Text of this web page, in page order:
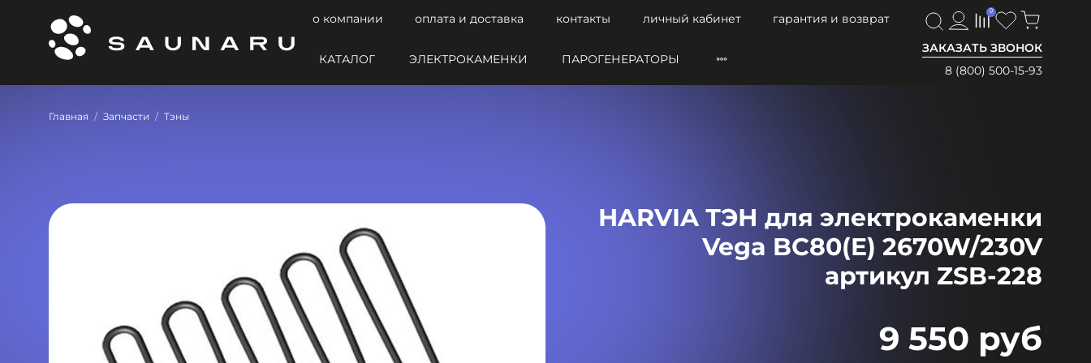
о компании оплата и доставка контакты личный кабинет
гарантия и возврат
ЗАКАЗАТЬ ЗВОНОК
8 (800) 500-15-93
0
КАТАЛОГ ЭЛЕКТРОКАМЕНКИ ПАРОГЕНЕРАТОРЫ
Главная Запчасти Тэны
HARVIA ТЭН для электрокаменки
Vega BC80(E) 2670W/230V
артикул ZSB-228
9 550 руб